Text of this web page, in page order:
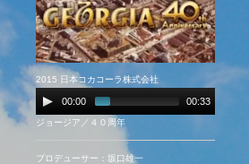
2015 日本コカコーラ株式会社
00:00 00:33
ジョージア／４０周年
プロデューサー：坂口雄一